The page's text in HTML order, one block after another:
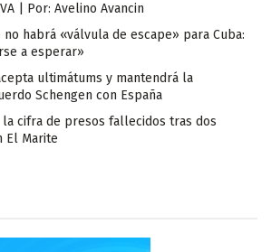
| Por: Avelino Avancin
habrá «válvula de escape» para Cuba:
a esperar»
ultimátums y mantendrá la
Schengen con España
la cifra de presos fallecidos tras dos
El Marite